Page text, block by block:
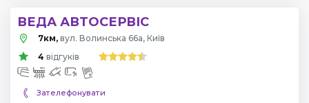
ВЕДА АВТОСЕРВІС
7км, вул. Волинська 66а, Київ
4 відгуків
Зателефонувати